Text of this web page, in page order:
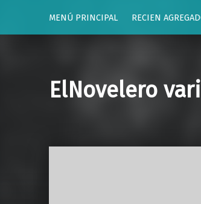
MENÚ PRINCIPAL
RECIEN
ElNovelero